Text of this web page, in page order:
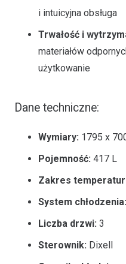
i intuicyjna obsługa
Trwałość i
materiałów
użytkowanie
Dane techniczne:
Wymiary: 1795 x
Pojemność: 417 L
Zakres
System chłodzenia:
Liczba drzwi: 3
Sterownik: Dixell